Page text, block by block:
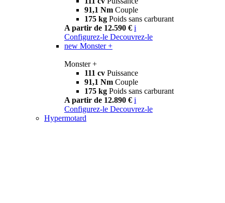
91,1 Nm Couple
175 kg Poids sans carburant
A partir de 12.590 € i
Configurez-le Decouvrez-le
new Monster +
Monster +
111 cv Puissance
91,1 Nm Couple
175 kg Poids sans carburant
A partir de 12.890 € i
Configurez-le Decouvrez-le
Hypermotard